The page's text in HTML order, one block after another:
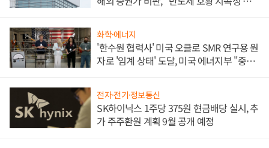
화학·에너지
'한수원 협력사' 미국 오클로 SMR 연구용 원
자로 '임계 상태' 도달, 미국 에너지부 "중요
전자·전기·정보통신
SK하이닉스 1주당 375원 현금배당 실시, 추
가 주주환원 계획 9월 공개 예정